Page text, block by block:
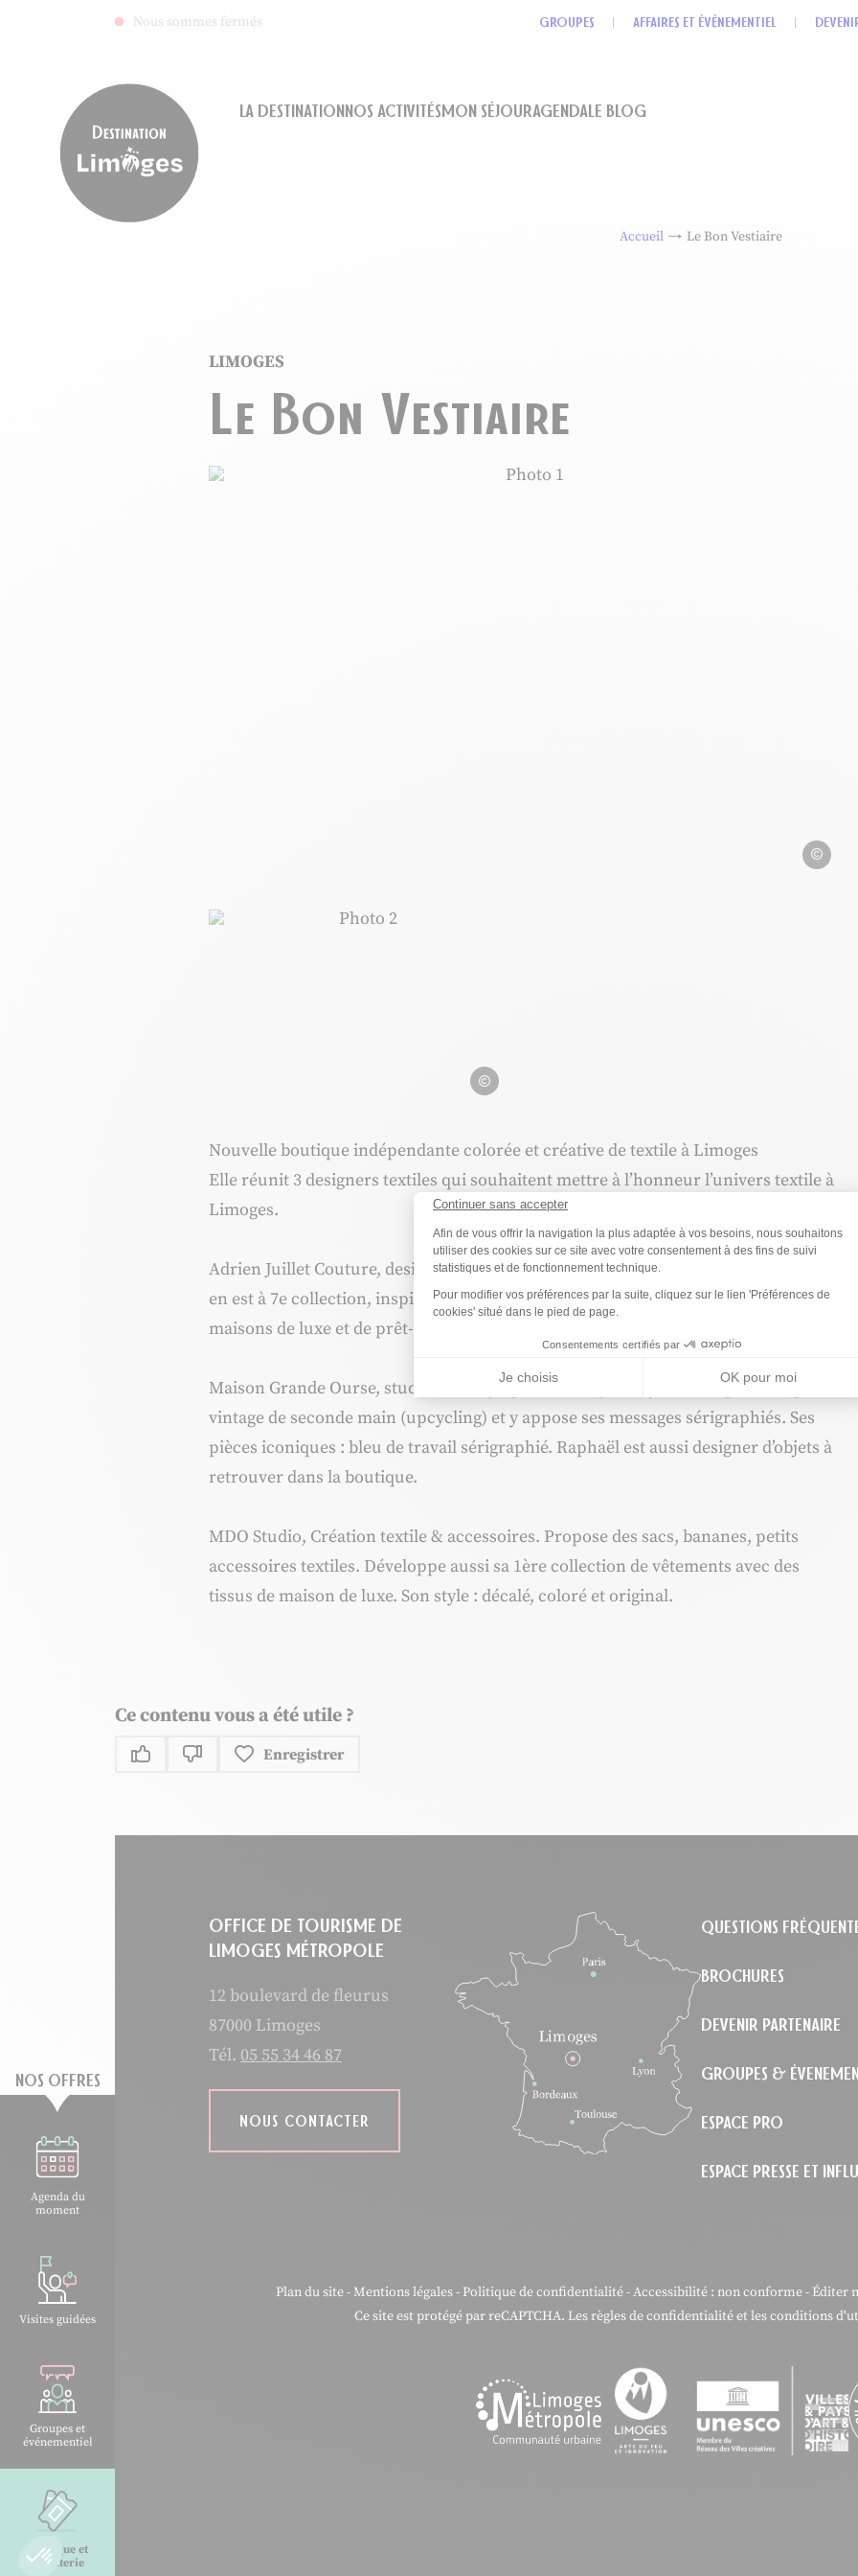
Continuer sans accepter
Plateforme de Gestion du
Afin de vous offrir la navigation la plus adaptée à vos besoins, nous souhaitons
utiliser des cookies sur ce site avec votre consentement à des fins de suivi
statistiques et de fonctionnement technique.
Pour modifier vos préférences par la suite, cliquez sur le lien 'Préférences de
cookies' situé dans le pied de page.
Consentements certifiés par
Je choisis OK pour moi
Axeptio consent
Nous sommes fermés GROUPES AFFAIRES ET ÉVÉNEMENTIEL
Accueil Le Bon Vestiaire
LA DESTINATIONNOS ACTIVITÉSMON SÉJOURAGENDALE BLOG
NOS OFFRES
Agenda du
moment
Visites guidées
Groupes et
événementiel
Boutique et
billetterie
LIMOGES
Le Bon Vestiaire
Photo 1, © Le Bon Vestiaire
Le Bon
Photo 2, © Le Bon Vestiaire
Le Bon Vestiaire
Nouvelle boutique indépendante colorée et créative de textile à Limoges
Elle réunit 3 designers textiles qui souhaitent mettre à l’honneur l’univers textile à
Limoges.
Adrien Juillet Couture, designer textile couturier. Conçoit ses collections de A à Z, il
en est à 7e collection, inspirée de sa vie à Nice. Et retravaille des tissus de grandes
maisons de luxe et de prêt-à-porter haut de gamme.
Maison Grande Ourse, studio de sérigraphie & design d’objets. Récupère des pièces
vintage de seconde main (upcycling) et y appose ses messages sérigraphiés. Ses
pièces iconiques : bleu de travail sérigraphié. Raphaël est aussi designer d’objets à
retrouver dans la boutique.
MDO Studio, Création textile & accessoires. Propose des sacs, bananes, petits
accessoires textiles. Développe aussi sa 1ère collection de vêtements avec des
tissus de maison de luxe. Son style : décalé, coloré et original.
Ce contenu vous a été utile ?
Enregistrer
OFFICE DE TOURISME DE
LIMOGES MÉTROPOLE
12 boulevard de fleurus
87000 Limoges
Tél. 05 55 34 46 87
NOUS CONTACTER
QUESTIONS
BROCHURES
DEVENIR PARTENAIRE
GROUPES &
ESPACE PRO
ESPACE PRESSE ET
Plan du site-Mentions légales- Politique de confidentialité-Accessibilité : non conforme-Éditer
Ce site est protégé par reCAPTCHA. Lesrègles de confidentialitéet lesconditions